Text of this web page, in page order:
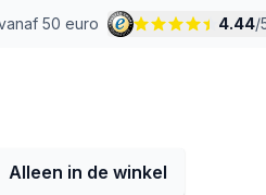
50 euro 4.44/
Alleen in de winkel